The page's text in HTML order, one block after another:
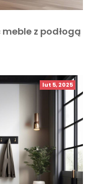
z podłogą
lut 5, 2025